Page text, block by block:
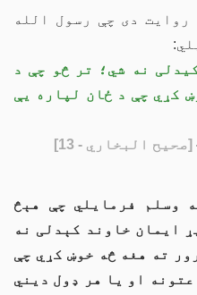
دی چې رسول الله
نه شي؛ تر څو چې د
کړي چې د ځان لپاره یې
[صحيح البخاري - 13]
وسلم فرمایلي چې هېڅ
ایمان خاوند کېدلی نه
ته هغه څه خوښ کړي چې
او یا هر ډول دیني